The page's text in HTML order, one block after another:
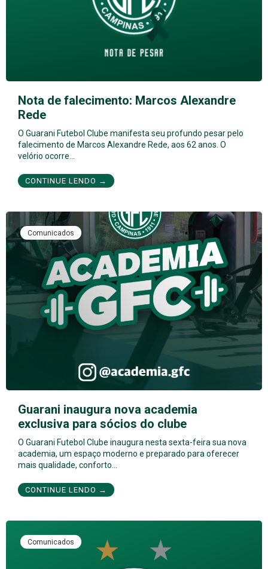
Nota de falecimento: Marcos Alexandre
Rede
O Guarani Futebol Clube manifesta seu profundo pesar pelo
falecimento de Marcos Alexandre Rede, aos 62 anos. O
velório ocorre…
CONTINUE LENDO →
Comunicados
Guarani inaugura nova academia
exclusiva para sócios do clube
O Guarani Futebol Clube inaugura nesta sexta-feira sua nova
academia, um espaço moderno e preparado para oferecer
mais qualidade, conforto…
CONTINUE LENDO →
Comunicados